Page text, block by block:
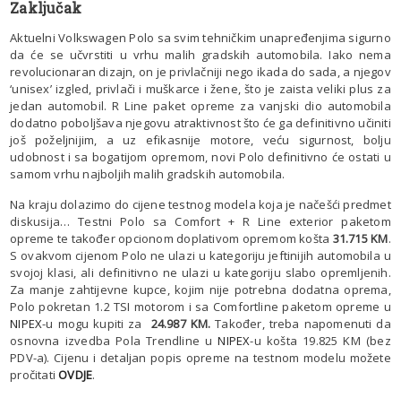
Zaključak
Aktuelni Volkswagen Polo sa svim tehničkim unapređenjima sigurno
da će se učvrstiti u vrhu malih gradskih automobila. Iako nema
revolucionaran dizajn, on je privlačniji nego ikada do sada, a njegov
‘unisex’ izgled, privlači i muškarce i žene, što je zaista veliki plus za
jedan automobil. R Line paket opreme za vanjski dio automobila
dodatno poboljšava njegovu atraktivnost što će ga definitivno učiniti
još poželjnijim, a uz efikasnije motore, veću sigurnost, bolju
udobnost i sa bogatijom opremom, novi Polo definitivno će ostati u
samom vrhu najboljih malih gradskih automobila.
Na kraju dolazimo do cijene testnog modela koja je načešći predmet
diskusija… Testni Polo sa Comfort + R Line exterior paketom
opreme te također opcionom doplativom opremom košta 31.715KM.
S ovakvom cijenom Polo ne ulazi u kategoriju jeftinijih automobila u
svojoj klasi, ali definitivno ne ulazi u kategoriju slabo opremljenih.
Za manje zahtijevne kupce, kojim nije potrebna dodatna oprema,
Polo pokretan 1.2 TSI motorom i sa Comfortline paketom opreme u
NIPEX-u mogu kupiti za 24.987 KM. Također, treba napomenuti da
osnovna izvedba Pola Trendline uNIPEX-u košta 19.825 KM (bez
PDV-a). Cijenu i detaljan popis opreme na testnom modelu možete
pročitatiOVDJE.